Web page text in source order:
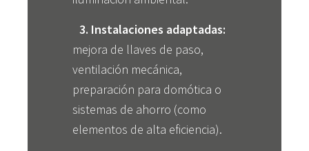
3. Instalaciones adaptadas:
mejora de llaves de paso,
ventilación mecánica,
preparación para domótica o
sistemas de ahorro (como
elementos de alta eficiencia).